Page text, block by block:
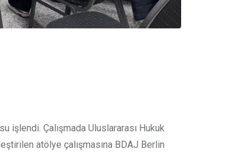
işlendi. Çalışmada Uluslararası Hukuk
atölye çalışmasına BDAJ Berlin